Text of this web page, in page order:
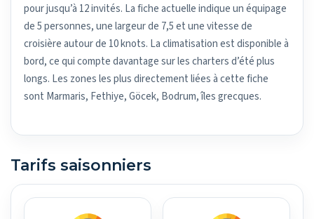
pour jusqu’à 12 invités. La fiche actuelle indique un équipage
de 5 personnes, une largeur de 7,5 et une vitesse de
croisière autour de 10 knots. La climatisation est disponible à
bord, ce qui compte davantage sur les charters d’été plus
longs. Les zones les plus directement liées à cette fiche
sont Marmaris, Fethiye, Göcek, Bodrum, îles grecques.
Tarifs saisonniers